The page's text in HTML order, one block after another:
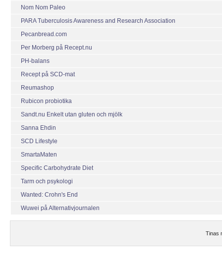
Nom Nom Paleo
PARA Tuberculosis Awareness and Research Association
Pecanbread.com
Per Morberg på Recept.nu
PH-balans
Recept på SCD-mat
Reumashop
Rubicon probiotika
Sandt.nu Enkelt utan gluten och mjölk
Sanna Ehdin
SCD Lifestyle
SmartaMaten
Specific Carbohydrate Diet
Tarm och psykologi
Wanted: Crohn's End
Wuwei på Alternativjournalen
Tinas